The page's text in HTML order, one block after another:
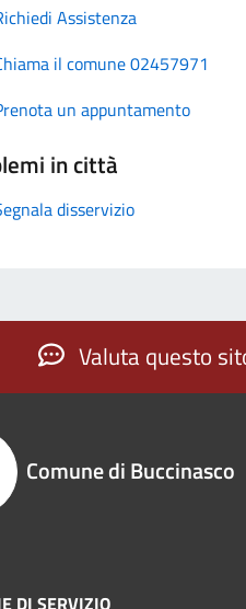
Assistenza
il comune 02457971
un appuntamento
in città
disservizio
Valuta questo
Comune di Buccinasco